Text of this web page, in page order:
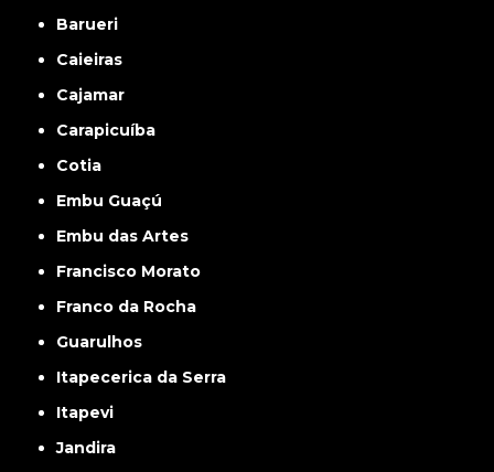
Barueri
Caieiras
Cajamar
Carapicuíba
Cotia
Embu Guaçú
Embu das Artes
Francisco Morato
Franco da Rocha
Guarulhos
Itapecerica da Serra
Itapevi
Jandira